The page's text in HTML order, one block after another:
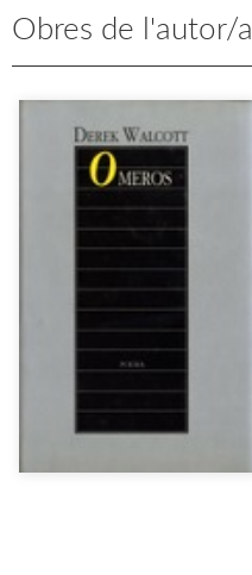
Obres de l'autor/a